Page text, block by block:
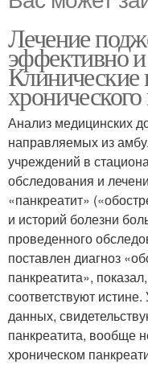
Лечение
эффективно
Клинические
Анализ медицинских
направляемых из
учреждений в
обследования и
«панкреатит»
и историй болезни
проведенного
поставлен диагноз
панкреатита»,
соответствуют
данных,
панкреатита, вообще
хроническом